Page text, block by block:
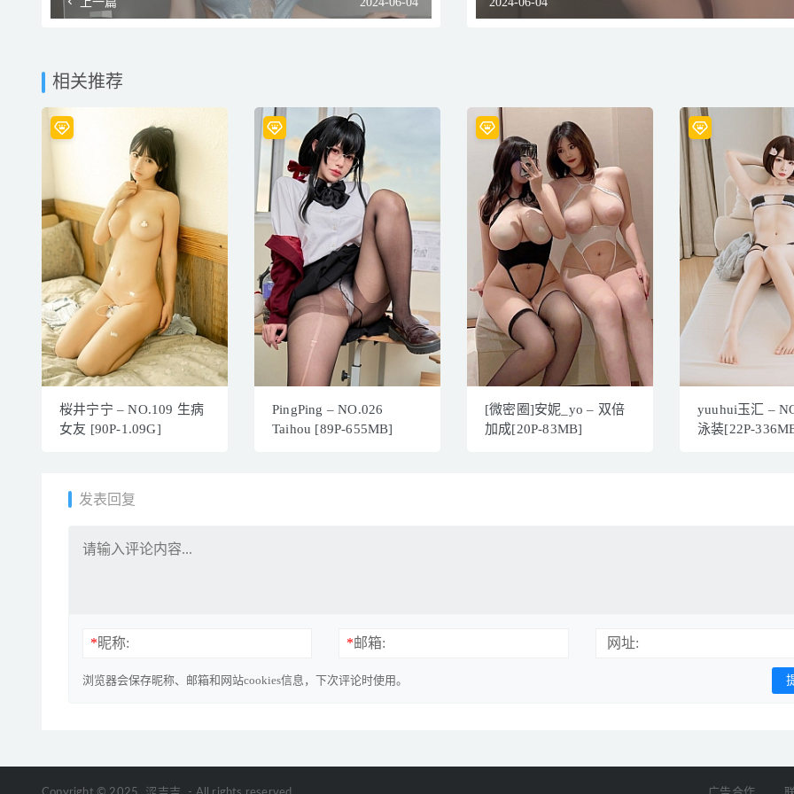
相关推荐
桜井宁宁 – NO.109 生病
女友 [90P-1.09G]
PingPing – NO.026
Taihou [89P-655MB]
[微密圈]安妮_yo – 双倍
加成[20P-83MB]
yuuhui玉汇 –
泳装[22P-
发表回复
*昵称: *邮箱: 网址:
浏览器会保存昵称、邮箱和网站cookies信息，下次评论时使用。